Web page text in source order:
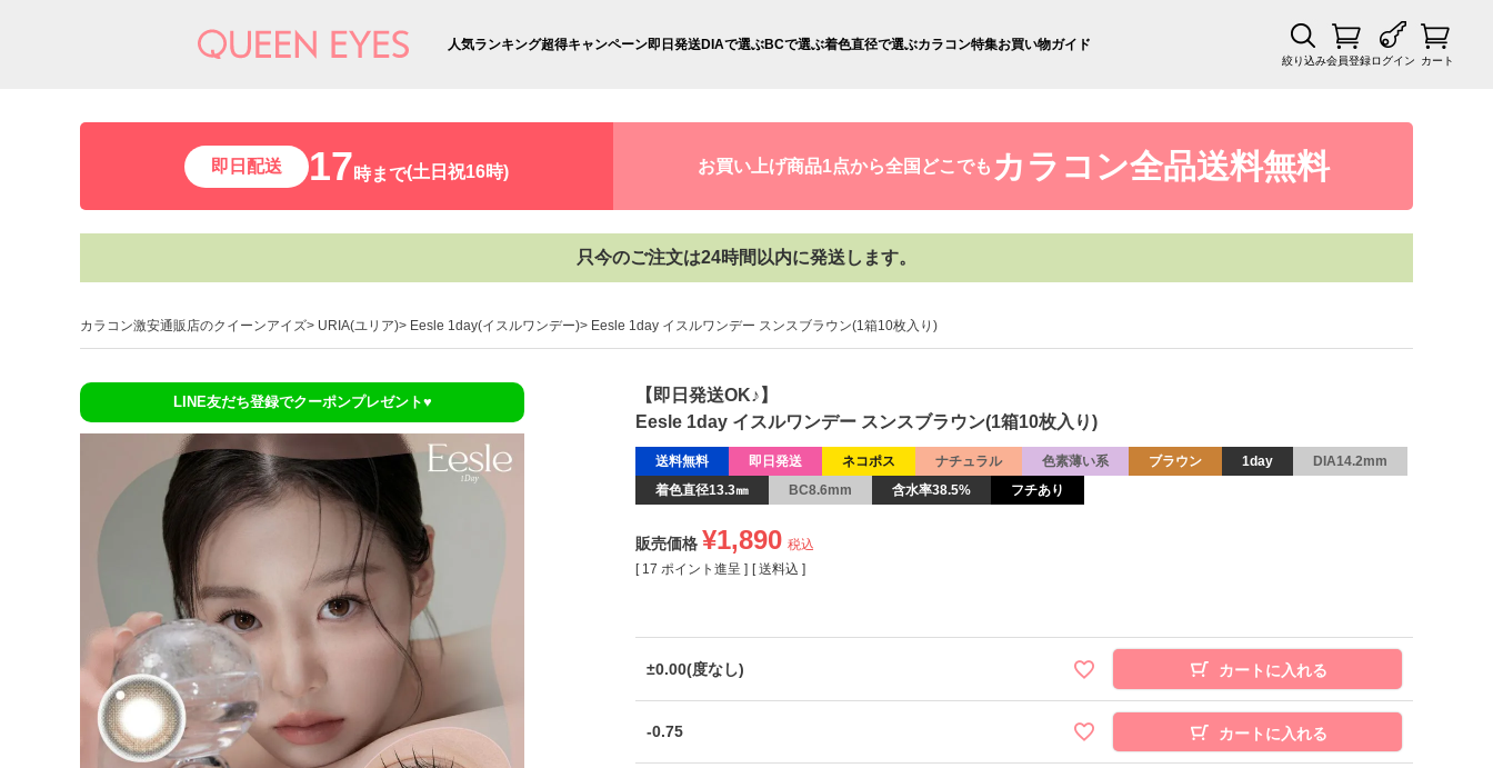
人気ランキング超得キャンペーン即日発送DIAで選ぶBCで選ぶ着色直径で選ぶカラコン特集お買い物ガイド
絞り込み会員登録ログイン カート
即日配送 17時まで(土日祝16時) お買い上げ商品1点から全国どこでも カラコン全品送料無料
只今のご注文は24時間以内に発送します。
カラコン激安通販店のクイーンアイズ URIA(ユリア) Eesle 1day(イスルワンデー) Eesle 1day イスルワンデー スンスブラウン(1箱10枚入り)
LINE友だち登録でクーポンプレゼント♥
【即日発送OK♪】
Eesle 1day イスルワンデー スンスブラウン(1箱10枚入り)
送料無料 即日発送 ネコポス ナチュラル 色素薄い系 ブラウン 1day
DIA14.2mm
着色直径13.3㎜
BC8.6mm 含水率38.5% フチあり
販売価格 ¥1,890 税込
[ 17 ポイント進呈 ] 送料込
±0.00(度なし) カートに入れる
-0.75 カートに入れる